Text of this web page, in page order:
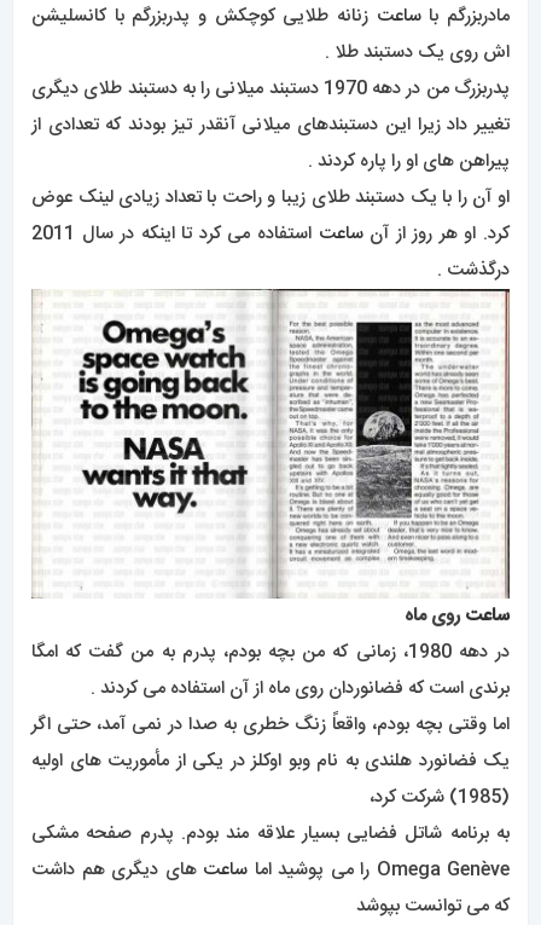
مادربزرگم باساعت زنانه طلایی کوچکش و پدربزرگم با کانسلیشن
اش روی یک دستبند طلا .
پدربزرگ من در دهه 1970 دستبند میلانی را به دستبند طلای دیگری
تغییر داد زیرا این دستبندهای میلانی آنقدر تیز بودند که تعدادی از
پیراهن های او را پاره کردند .
او آن را با یک دستبند طلای زیبا و راحت با تعداد زیادی لینک عوض
کرد. او هر روز از آنساعت
استفاده می کرد تا اینکه در سال 2011
درگذشت .
ساعتروی ماه
در دهه 1980، زمانی که من بچه بودم، پدرم به من گفت که امگا
برندی است که فضانوردان روی ماه از آن استفاده می کردند .
اما وقتی بچه بودم، واقعاً زنگ خطری به صدا در نمی آمد، حتی اگر
یک فضانورد هلندی به نام وبو اوکلز در یکی از مأموریت های اولیه
(1985) شرکت کرد،
به برنامه شاتل فضایی بسیار علاقه مند بودم. پدرم صفحه مشکی
Omega Genève را می پوشید اما
ساعت های دیگری هم داشت
که می توانست بپوشد